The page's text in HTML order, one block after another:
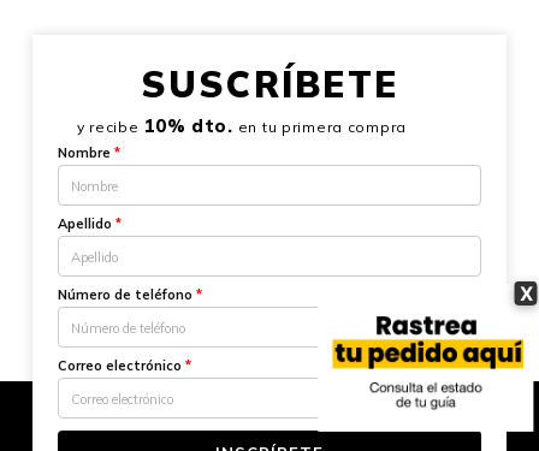
X
SUSCRÍBETE
y recibe 10% dto. en tu primera compra
Nombre *
Apellido *
Número de teléfono *
Correo electrónico *